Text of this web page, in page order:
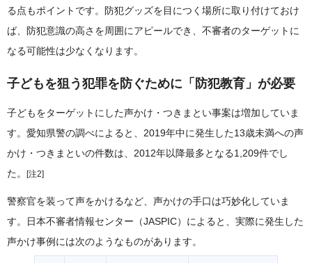
る点もポイントです。防犯グッズを目につく場所に取り付けておけ
ば、防犯意識の高さを周囲にアピールでき、不審者のターゲットに
なる可能性は少なくなります。
子どもを狙う犯罪を防ぐために「防犯教育」が必要
子どもをターゲットにした声かけ・つきまとい事案は増加していま
す。愛知県警の調べによると、2019年中に発生した13歳未満への声
かけ・つきまといの件数は、2012年以降最多となる1,209件でし
た。 [注2]
警察官を装って声をかけるなど、声かけの手口は巧妙化していま
す。日本不審者情報センター（JASPIC）によると、実際に発生した
声かけ事例には次のようなものがあります。